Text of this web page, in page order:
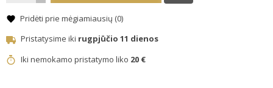
Pridėti prie mėgiamiausių (0)
Pristatysime iki rugpjūčio 11 dienos
Iki nemokamo pristatymo liko 20 €